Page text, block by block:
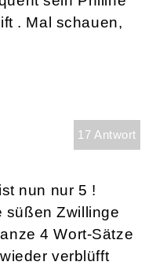
. Mal schauen,
17 Antwort
nun nur 5 !
süßen Zwillinge
4 Wort-Sätze
verblüfft